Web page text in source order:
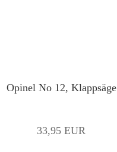
Opinel No 12, Klappsäge
33,95 EUR